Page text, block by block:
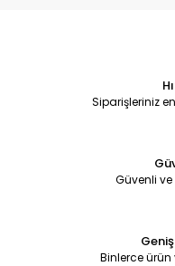
Siparişleriniz
Güvenli
Binlerce